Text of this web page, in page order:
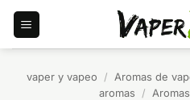
Saltar
contenido
vaper y vapeo / Aromas de
aromas
/